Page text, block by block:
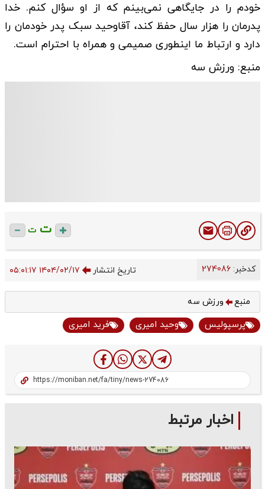
خودم را در جایگاهی نمی‌بینم که از او سؤال کنم. خدا
پدرمان را هزار سال حفظ کند، آقاوحید سبک پدر خودمان را
دارد و ارتباط ما اینطوری صمیمی و همراه با احترام است.
منبع: ورزش سه
ت ت
کدخبر: تاریخ انتشار ۱۴۰۴/۰۲/۱۷ ۰۵:۰۱:۱۷
منبع ورزش سه
پرسپولیس وحید امیری فرید امیری
اخبار مرتبط